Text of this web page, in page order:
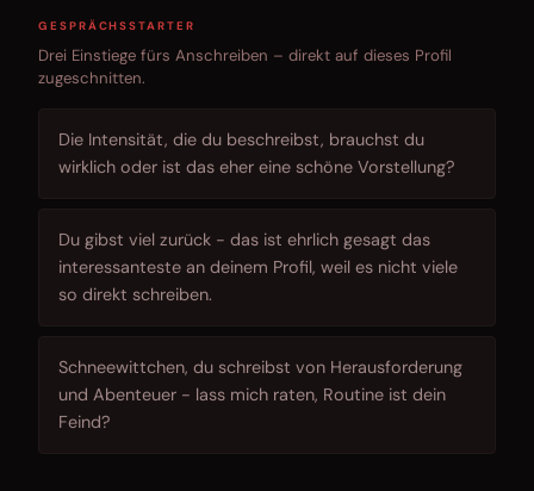
GESPRÄCHSSTARTER
Drei Einstiege fürs Anschreiben – direkt auf dieses Profil
zugeschnitten.
Die Intensität, die du beschreibst, brauchst du
wirklich oder ist das eher eine schöne Vorstellung?
Du gibst viel zurück - das ist ehrlich gesagt das
interessanteste an deinem Profil, weil es nicht viele
so direkt schreiben.
Schneewittchen, du schreibst von Herausforderung
und Abenteuer - lass mich raten, Routine ist dein
Feind?